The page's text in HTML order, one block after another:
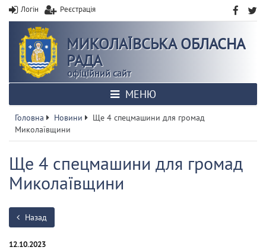
Логін Реєстрація
МИКОЛАЇВСЬКА ОБЛАСНА
РАДА
офіційний сайт
МЕНЮ
Головна Новини
Ще 4 спецмашини для громад
Миколаївщини
Ще 4 спецмашини для громад
Миколаївщини
Назад
12.10.2023